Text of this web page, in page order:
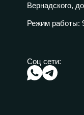
Вернадского,
Режим работы:
Соц сети: